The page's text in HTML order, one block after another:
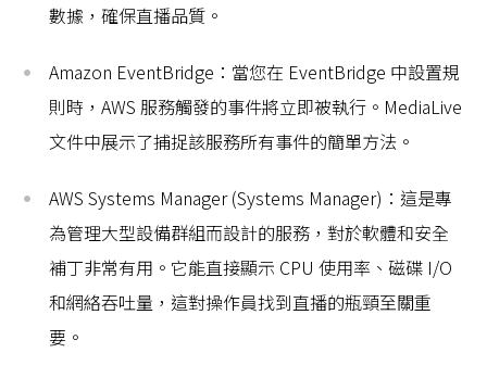
數據，確保直播品質。
Amazon EventBridge：當您在 EventBridge 中設置規
則時，AWS 服務觸發的事件將立即被執行。MediaLive
文件中展示了捕捉該服務所有事件的簡單方法。
AWS Systems Manager (Systems Manager)：這是專
為管理大型設備群組而設計的服務，對於軟體和安全
補丁非常有用。它能直接顯示 CPU 使用率、磁碟 I/O
和網絡吞吐量，這對操作員找到直播的瓶頸至關重
要。